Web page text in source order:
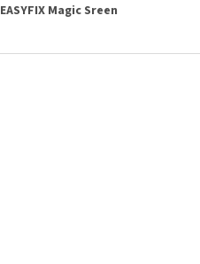
EASYFIX Magic Sreen